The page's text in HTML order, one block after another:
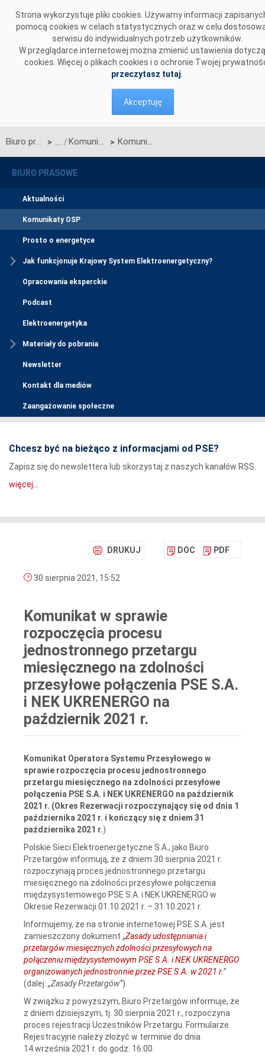
Strona wykorzystuje pliki cookies. Używamy informacji
pomocą cookies w celach statystycznych oraz w celu
serwisu do indywidualnych potrzeb użytkowników.
W przeglądarce internetowej można zmienić ustawienia
cookies. Więcej o plikach cookies i o ochronie Twojej
przeczytasz tutaj
Akceptuję
Biuro prasowe > Komunikaty OSP > Komunikat w sprawie rozpoczęcia procesu jednostronnego przetargu miesięcznego na zdolności przesyłowe połączenia PSE S.A. i NEK UKRENERGO na październik 2021 r.
BIURO PRASOWE
Aktualności
Komunikaty OSP
Prosto o energetyce
Jak funkcjonuje Krajowy System Elektroenergetyczny?
Opracowania eksperckie
Podcast
Elektroenergetyka
Materiały do pobrania
Newsletter
Kontakt dla mediów
Zaangażowanie społeczne
Chcesz być na bieżąco z informacjami od PSE?
Zapisz się do newslettera lub skorzystaj z naszych kanałów RSS.
więcej...
DRUKUJ DOC PDF
30 sierpnia 2021, 15:52
Komunikat w sprawie
rozpoczęcia procesu
jednostronnego przetargu
miesięcznego na zdolności
przesyłowe połączenia PSE S.A.
i NEK UKRENERGO na
październik 2021 r.
Komunikat Operatora Systemu Przesyłowego w
sprawie rozpoczęcia procesu jednostronnego
przetargu miesięcznego na zdolności przesyłowe
połączenia PSE S.A. i NEK UKRENERGO na październik
2021 r. (Okres Rezerwacji rozpoczynający się od dnia 1
października 2021 r. i kończący się z dniem 31
października 2021 r.)
Polskie Sieci Elektroenergetyczne S.A., jako Biuro
Przetargów informują, że z dniem 30 sierpnia 2021 r.
rozpoczynają proces jednostronnego przetargu
miesięcznego na zdolności przesyłowe połączenia
międzysystemowego PSE S.A. i NEK UKRENERGO w
Okresie Rezerwacji 01.10.2021 r. – 31.10.2021 r.
Informujemy, że na stronie internetowej PSE S.A. jest
zamieszczony dokument „Zasady udostępniania i
przetargów miesięcznych zdolności przesyłowych na
połączeniu międzysystemowym PSE S.A. i NEK UKRENERGO
organizowanych jednostronnie przez PSE S.A. w 2021 r.”
(dalej: „Zasady Przetargów”).
W związku z powyższym, Biuro Przetargów informuje, że
z dniem dzisiejszym, tj. 30 sierpnia 2021 r., rozpoczyna
proces rejestracji Uczestników Przetargu. Formularze
Rejestracyjne należy złożyć w terminie do dnia
14 września 2021 r. do godz. 16:00.